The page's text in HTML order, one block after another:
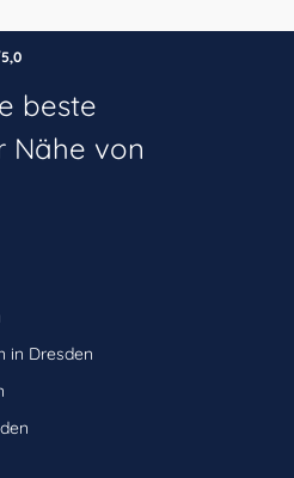
beste
Nähe von
in Dresden